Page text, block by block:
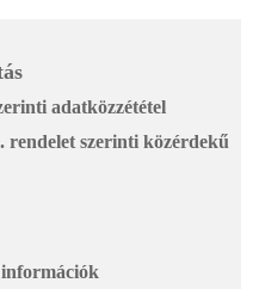
adatközzététel
szerinti közérdekű
információk